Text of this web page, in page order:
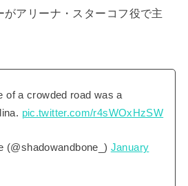
がアリーナ・スターコフ役で主
of a crowded road was a
pic.twitter.com/r4sWOxHzSW
(@shadowandbone_) January